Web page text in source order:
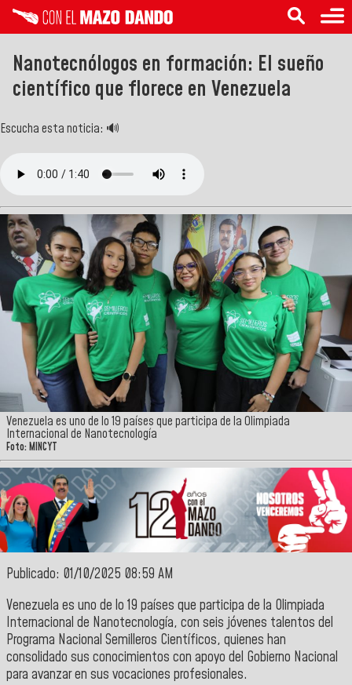
Nanotecnólogos en formación: El sueño
científico que florece en Venezuela
Escucha esta noticia: 🔊
Venezuela es uno de lo 19 países que participa de la Olimpiada
Internacional de Nanotecnología
Foto: MINCYT
Publicado: 01/10/2025 08:59 AM
Venezuela es uno de lo 19 países que participa de la Olimpiada
Internacional de Nanotecnología, con seis jóvenes talentos del
Programa Nacional Semilleros Científicos, quienes han
consolidado sus conocimientos con apoyo del Gobierno Nacional
para avanzar en sus vocaciones profesionales.